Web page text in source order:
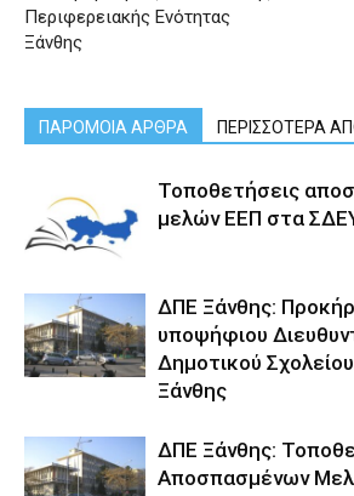
Περιφερειακής Ενότητας
Ξάνθης
ΠΑΡΟΜΟΙΑ ΑΡΘΡΑ ΠΕΡΙΣΣΟΤΕΡΑ
Τοποθετήσεις
μελών ΕΕΠ στα
ΔΠΕ Ξάνθης:
υποψήφιου
Δημοτικού
Ξάνθης
ΔΠΕ Ξάνθης:
Αποσπασμένων